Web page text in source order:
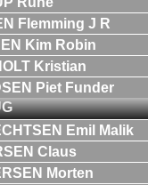
Flemming J R
Kim Robin
Kristian
Piet Funder
Emil Malik
Claus
Morten